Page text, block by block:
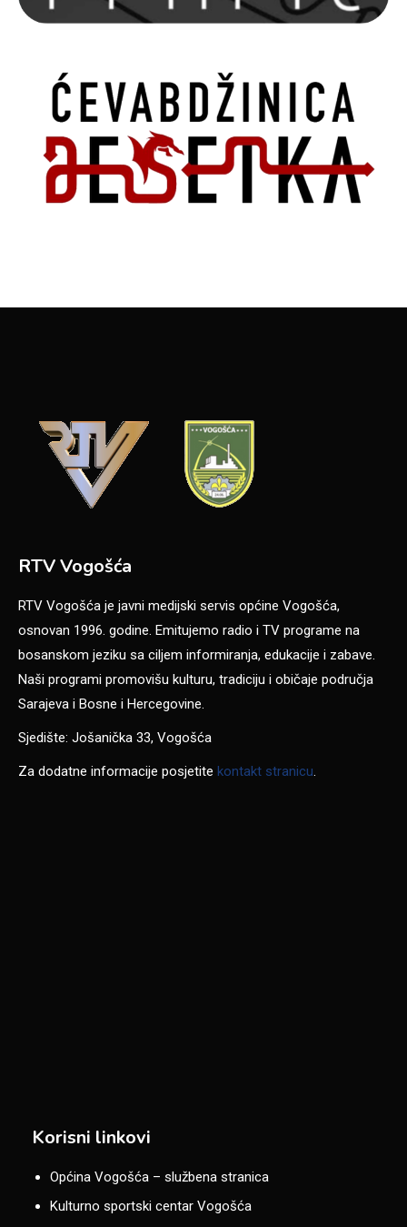
RTV Vogošća
RTV Vogošća je javni medijski servis općine Vogošća,
osnovan 1996. godine. Emitujemo radio i TV programe na
bosanskom jeziku sa ciljem informiranja, edukacije i zabave.
Naši programi promovišu kulturu, tradiciju i običaje područja
Sarajeva i Bosne i Hercegovine.
Sjedište: Jošanička 33, Vogošća
Za dodatne informacije posjetite kontakt stranicu.
Korisni linkovi
Općina Vogošća – službena stranica
Kulturno sportski centar Vogošća